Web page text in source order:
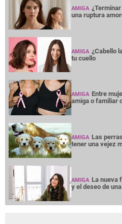
AMIGA
una ruptura
AMIGA ¿Cabello
tu cuello
AMIGA Entre
amiga o familiar
AMIGA Las
tener una vejez
AMIGA La nueva
y el deseo de